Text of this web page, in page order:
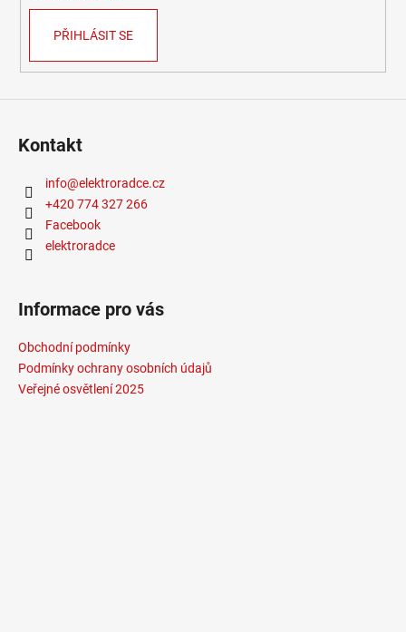
PŘIHLÁSIT SE
Kontakt
info@elektroradce.cz
+420 774 327 266
Facebook
elektroradce
Informace pro vás
Obchodní podmínky
Podmínky ochrany osobních údajů
Veřejné osvětlení 2025